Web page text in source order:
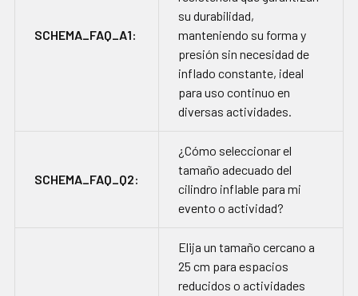
SCHEMA_FAQ_A1:
su durabilidad,
manteniendo su forma y
presión sin necesidad de
inflado constante, ideal
para uso continuo en
diversas actividades.
SCHEMA_FAQ_Q2:
¿Cómo seleccionar el
tamaño adecuado del
cilindro inflable para mi
evento o actividad?
Elija un tamaño cercano a
25 cm para espacios
reducidos o actividades